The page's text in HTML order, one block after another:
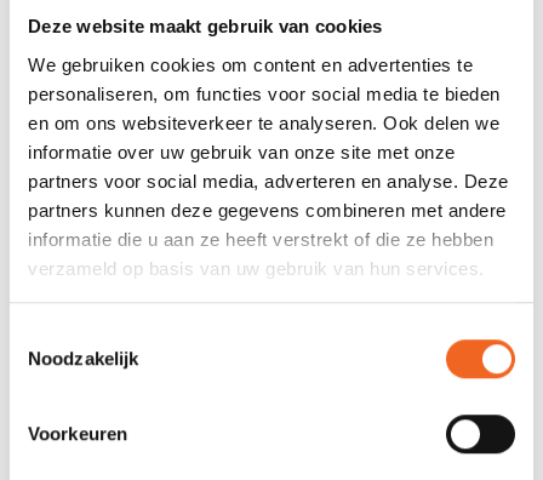
Deze website maakt gebruik van cookies
We gebruiken cookies om content en advertenties te
personaliseren, om functies voor social media te bieden
en om ons websiteverkeer te analyseren. Ook delen we
informatie over uw gebruik van onze site met onze
partners voor social media, adverteren en analyse. Deze
partners kunnen deze gegevens combineren met andere
informatie die u aan ze heeft verstrekt of die ze hebben
verzameld op basis van uw gebruik van hun services.
Noodzakelijk
Voorkeuren
Verstelbaarheid:
2 banden per zijkant +
Rits: Ja
Zakken: 3
Drinkzak optie: Ja
Drijfvermogen: 50 N (XS-XL)